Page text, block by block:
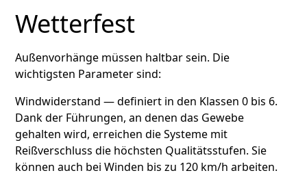
Wetterfest
Außenvorhänge müssen haltbar sein. Die
wichtigsten Parameter sind:
Windwiderstand — definiert in den Klassen 0 bis 6.
Dank der Führungen, an denen das Gewebe
gehalten wird, erreichen die Systeme mit
Reißverschluss die höchsten Qualitätsstufen. Sie
können auch bei Winden bis zu 120 km/h arbeiten.